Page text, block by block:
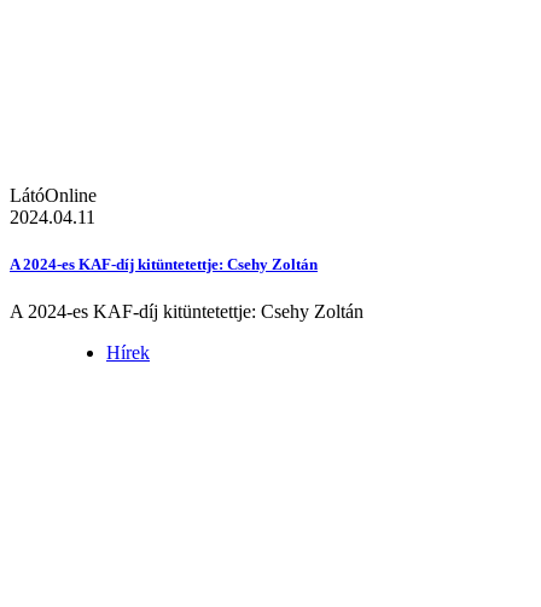
LátóOnline
2024.04.11
A 2024-es KAF-díj kitüntetettje: Csehy Zoltán
A 2024-es KAF-díj kitüntetettje: Csehy Zoltán
Hírek